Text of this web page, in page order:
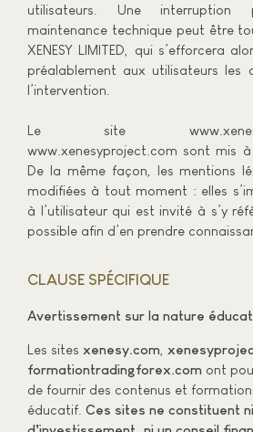
utilisateurs. Une
maintenance technique peut être
XENESY LIMITED, qui s’efforcera
préalablement aux utilisateurs les
l’intervention.
Le site
www.xenesyproject.com sont mis à
De la même façon, les mentions
modifiées à tout moment : elles
à l’utilisateur qui est invité à s’y
possible afin d’en prendre
CLAUSE SPÉCIFIQUE
Avertissement sur la nature
Les sites xenesy.com
formationtradingforex.com ont
de fournir des contenus et
éducatif. Ces sites ne constituent